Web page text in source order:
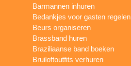
Barmannen inhuren
Bedankjes voor gasten regelen
Beurs organiseren
Brassband huren
Braziliaanse band boeken
Bruiloftoutfits verhuren